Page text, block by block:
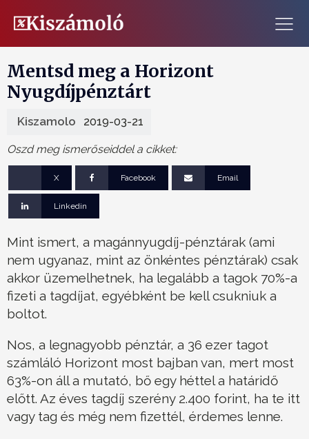
Mentsd meg a Horizont
Nyugdíjpénztárt
Kiszamolo 2019-03-21
Oszd meg ismerőseiddel a cikket:
X Facebook Email
Linkedin
Mint ismert, a magánnyugdíj-pénztárak (ami
nem ugyanaz, mint az önkéntes pénztárak) csak
akkor üzemelhetnek, ha legalább a tagok 70%-a
fizeti a tagdíjat, egyébként be kell csukniuk a
boltot.
Nos, a legnagyobb pénztár, a 36 ezer tagot
számláló Horizont most bajban van, mert most
63%-on áll a mutató, bő egy héttel a határidő
előtt. Az éves tagdíj szerény 2.400 forint, ha te itt
vagy tag és még nem fizettél, érdemes lenne.